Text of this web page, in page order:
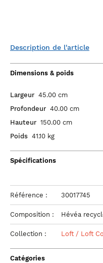
Description de l'article
Dimensions & poids
Largeur 45.00 cm
Profondeur 40.00 cm
Hauteur 150.00 cm
Poids 41.10 kg
Spécifications
Référence : 30017745
Composition : Hévéa
Collection : Loft / Loft
Catégories